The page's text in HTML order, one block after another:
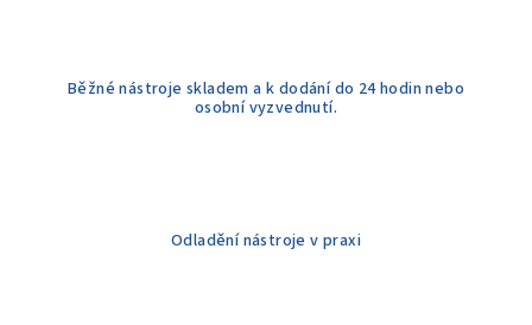
Běžné nástroje skladem a k dodání do 24 hodin nebo
osobní vyzvednutí.
Odladění nástroje v praxi